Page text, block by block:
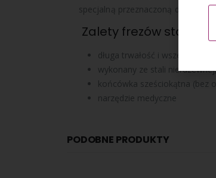
specjalną przeznaczoną do tego
Zalety frezów
długa trwałość i
wykonany ze stali
końcówka sześciokątna (bez
narzędzie medyczne
PODOBNE PRODUKTY